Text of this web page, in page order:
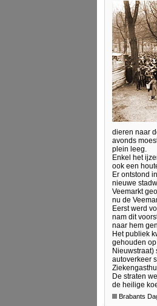
dieren naar
avonds
plein leeg.
Enkel het
ook een
Er ontstond
nieuwe
Veemarkt
nu de
Eerst werd
nam dit
naar hem
Het publiek
gehouden
Nieuwstraat)
autoverkeer
De straten
de heilige
Brabants